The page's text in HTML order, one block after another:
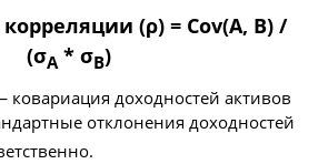
(ρ) = Cov(A, B) /
(σA * σB)
ковариация доходностей активов
отклонения доходностей